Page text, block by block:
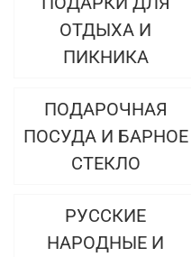
ОТДЫХА И
ПИКНИКА
ПОДАРОЧНАЯ
ПОСУДА И БАРНОЕ
СТЕКЛО
РУССКИЕ
НАРОДНЫЕ И